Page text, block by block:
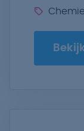
Chemie